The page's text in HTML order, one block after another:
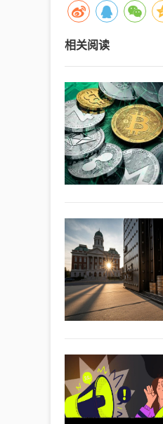
相关阅读